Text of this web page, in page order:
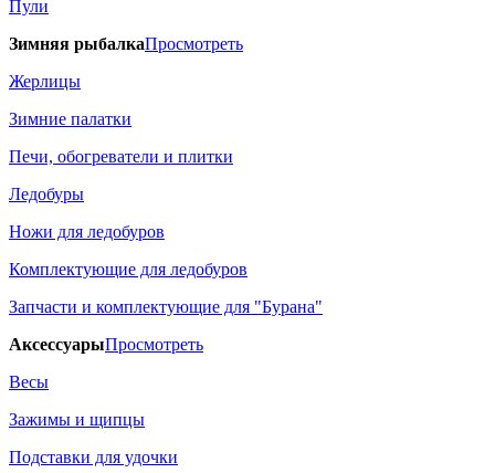
Пули
Зимняя рыбалкаПросмотреть
Жерлицы
Зимние палатки
Печи, обогреватели и плитки
Ледобуры
Ножи для ледобуров
Комплектующие для ледобуров
Запчасти и комплектующие для "Бурана"
АксессуарыПросмотреть
Весы
Зажимы и щипцы
Подставки для удочки